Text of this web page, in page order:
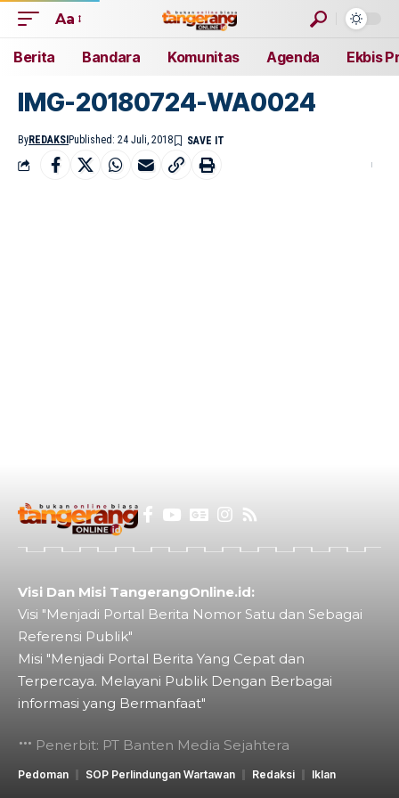
Aa
Berita Bandara Komunitas Agenda Ekbis
IMG-20180724-WA0024
ByREDAKSI Published: 24 Juli, 2018
Visi Dan Misi TangerangOnline.id:
Visi "Menjadi Portal Berita Nomor Satu dan Sebagai
Referensi Publik"
Misi "Menjadi Portal Berita Yang Cepat dan
Terpercaya. Melayani Publik Dengan Berbagai
informasi yang Bermanfaat"
Penerbit: PT Banten Media Sejahtera
Pedoman SOP Perlindungan Wartawan Redaksi Iklan